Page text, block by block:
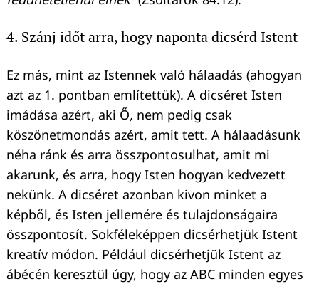
4. Szánj időt arra, hogy naponta dicsérd Istent
Ez más, mint az Istennek való hálaadás (ahogyan
azt az 1. pontban említettük). A dicséret Isten
imádása azért, aki Ő, nem pedig csak
köszönetmondás azért, amit tett. A hálaadásunk
néha ránk és arra összpontosulhat, amit mi
akarunk, és arra, hogy Isten hogyan kedvezett
nekünk. A dicséret azonban kivon minket a
képből, és Isten jellemére és tulajdonságaira
összpontosít. Sokféleképpen dicsérhetjük Istent
kreatív módon. Például dicsérhetjük Istent az
ábécén keresztül úgy, hogy az ABC minden egyes